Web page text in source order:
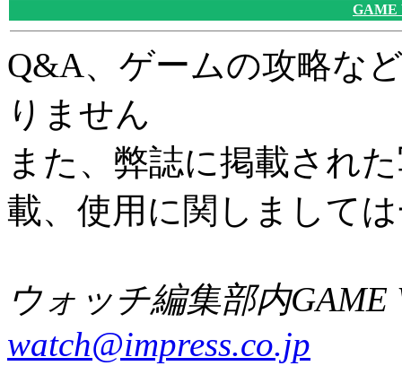
GAME
Q&A、ゲームの攻略な
りません
また、弊誌に掲載され
載、使用に関しまして
ウォッチ編集部内GAME
watch@impress.co.jp